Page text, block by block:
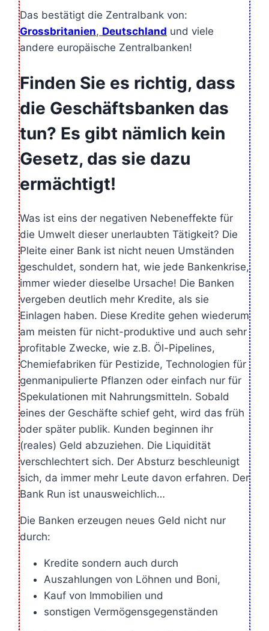
Das bestätigt die Zentralbank von:
Grossbritanien, Deutschland und viele
andere europäische Zentralbanken!
Finden Sie es richtig, dass
die Geschäftsbanken das
tun? Es gibt nämlich kein
Gesetz, das sie dazu
ermächtigt!
Was ist eins der negativen Nebeneffekte für
die Umwelt dieser unerlaubten Tätigkeit? Die
Pleite einer Bank ist nicht neuen Umständen
geschuldet, sondern hat, wie jede Bankenkrise,
immer wieder dieselbe Ursache! Die Banken
vergeben deutlich mehr Kredite, als sie
Einlagen haben. Diese Kredite gehen wiederum
am meisten für nicht-produktive und auch sehr
profitable Zwecke, wie z.B. Öl-Pipelines,
Chemiefabriken für Pestizide, Technologien für
genmanipulierte Pflanzen oder einfach nur für
Spekulationen mit Nahrungsmitteln. Sobald
eines der Geschäfte schief geht, wird das früh
oder später publik. Kunden beginnen ihr
(reales) Geld abzuziehen. Die Liquidität
verschlechtert sich. Der Absturz beschleunigt
sich, da immer mehr Leute davon erfahren. Der
Bank Run ist unausweichlich…
Die Banken erzeugen neues Geld nicht nur
durch:
Kredite sondern auch durch
Auszahlungen von Löhnen und Boni,
Kauf von Immobilien und
sonstigen Vermögensgegenständen